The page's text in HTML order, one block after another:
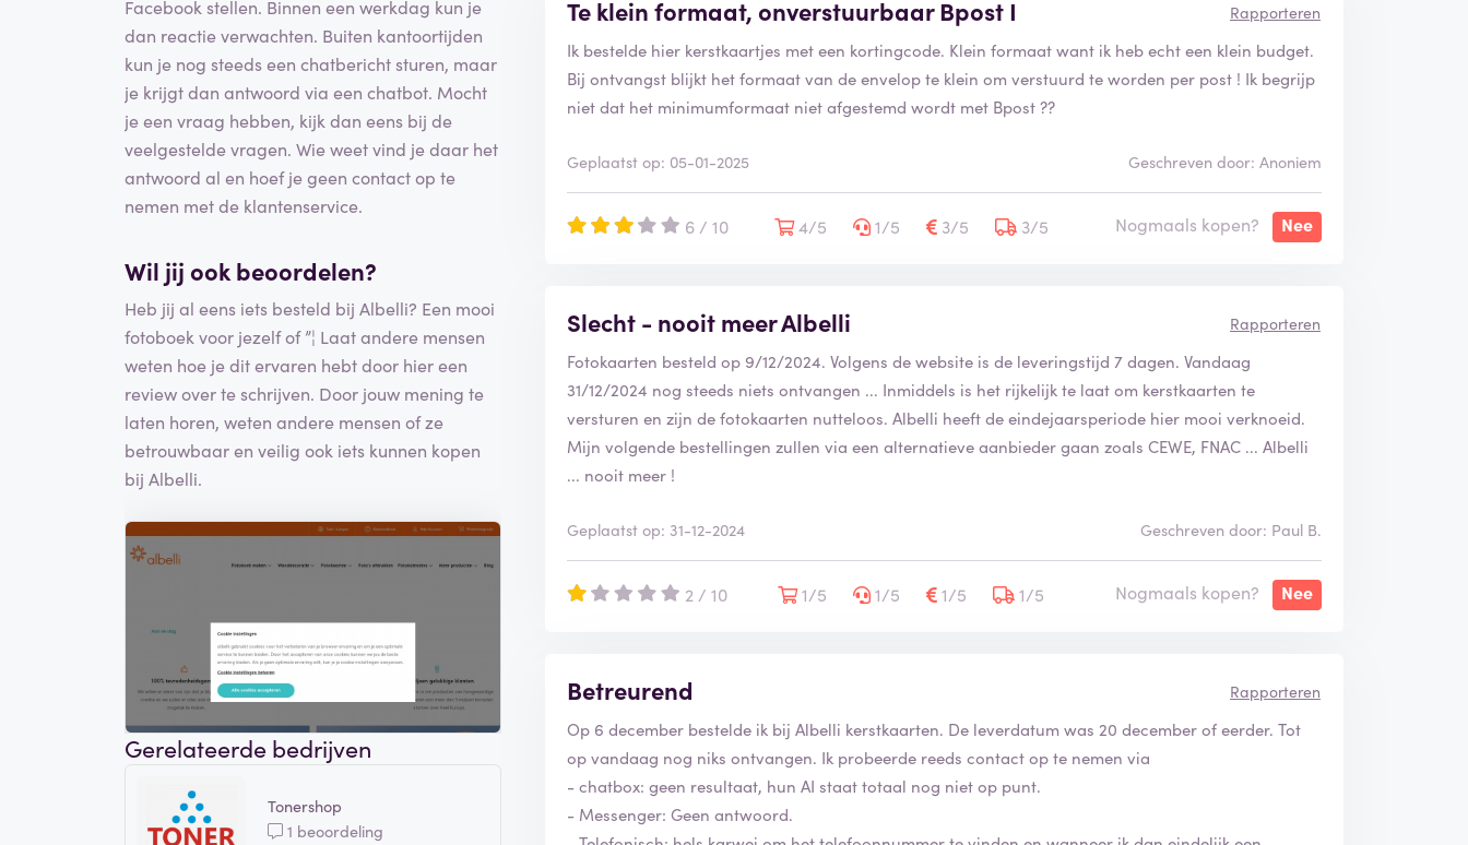
Facebook stellen. Binnen een werkdag kun je
dan reactie verwachten. Buiten kantoortijden
kun je nog steeds een chatbericht sturen, maar
je krijgt dan antwoord via een chatbot. Mocht
je een vraag hebben, kijk dan eens bij de
veelgestelde vragen. Wie weet vind je daar het
antwoord al en hoef je geen contact op te
nemen met de klantenservice.
Wil jij ook beoordelen?
Heb jij al eens iets besteld bij Albelli? Een mooi
fotoboek voor jezelf of ”¦ Laat andere mensen
weten hoe je dit ervaren hebt door hier een
review over te schrijven. Door jouw mening te
laten horen, weten andere mensen of ze
betrouwbaar en veilig ook iets kunnen kopen
bij Albelli.
Gerelateerde bedrijven
Tonershop
1 beoordeling
Te klein formaat, onverstuurbaar Bpost I Rapporteren
Ik bestelde hier kerstkaartjes met een kortingcode. Klein formaat want ik heb echt een klein budget.
Bij ontvangst blijkt het formaat van de envelop te klein om verstuurd te worden per post ! Ik begrijp
niet dat het minimumformaat niet afgestemd wordt met Bpost ??
Geplaatst op: 05-01-2025 Geschreven door: Anoniem
6 / 10 4/5 1/5 3/5 3/5 Nogmaals kopen? Nee
Slecht - nooit meer Albelli Rapporteren
Fotokaarten besteld op 9/12/2024. Volgens de website is de leveringstijd 7 dagen. Vandaag
31/12/2024 nog steeds niets ontvangen ... Inmiddels is het rijkelijk te laat om kerstkaarten te
versturen en zijn de fotokaarten nutteloos. Albelli heeft de eindejaarsperiode hier mooi verknoeid.
Mijn volgende bestellingen zullen via een alternatieve aanbieder gaan zoals CEWE, FNAC ... Albelli
... nooit meer !
Geplaatst op: 31-12-2024 Geschreven door: Paul B.
2 / 10 1/5 1/5 1/5 1/5 Nogmaals kopen? Nee
Betreurend Rapporteren
Op 6 december bestelde ik bij Albelli kerstkaarten. De leverdatum was 20 december of eerder. Tot
op vandaag nog niks ontvangen. Ik probeerde reeds contact op te nemen via
- chatbox: geen resultaat, hun AI staat totaal nog niet op punt.
- Messenger: Geen antwoord.